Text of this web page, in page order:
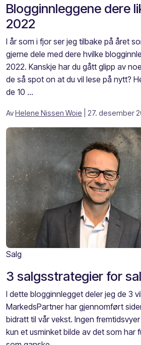
Blogginnleggene dere
2022
I år som i fjor ser jeg tilbake på året
gjerne dele med dere hvilke
2022. Kanskje har du gått glipp av
de så spot on at du vil lese på nytt?
de 10 ...
AvHelene Nissen Woie | 27. desember
Salg
3 salgsstrategier for
I dette blogginnlegget deler jeg de 3
MarkedsPartner har gjennomført
bidratt til vår vekst. Ingen
kun et usminket bilde av det som har